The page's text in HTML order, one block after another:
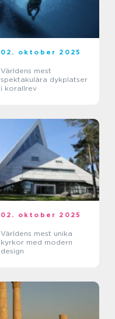
02. oktober 2025
Världens mest
spektakulära dykplatser
i korallrev
02. oktober 2025
Världens mest unika
kyrkor med modern
design